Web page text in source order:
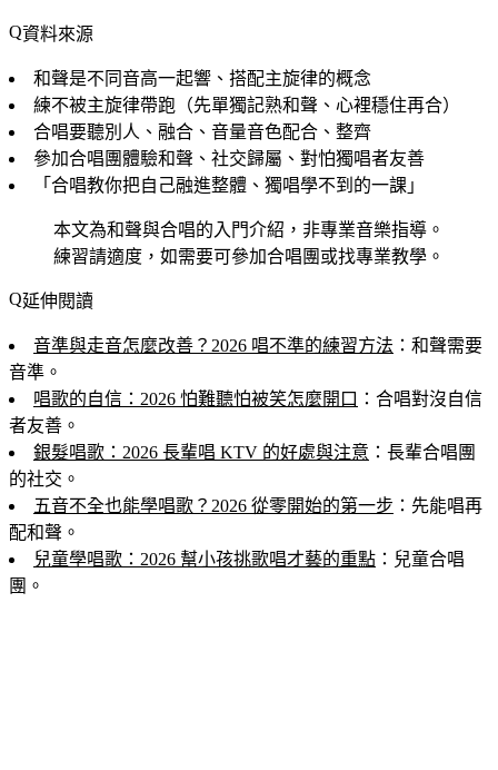
資料來源
和聲是不同音高一起響、搭配主旋律的概念
練不被主旋律帶跑（先單獨記熟和聲、心裡穩住再合）
合唱要聽別人、融合、音量音色配合、整齊
參加合唱團體驗和聲、社交歸屬、對怕獨唱者友善
「合唱教你把自己融進整體、獨唱學不到的一課」
本文為和聲與合唱的入門介紹，非專業音樂指導。
練習請適度，如需要可參加合唱團或找專業教學。
延伸閱讀
音準與走音怎麼改善？2026 唱不準的練習方法 ：和聲需要
音準。
唱歌的自信：2026 怕難聽怕被笑怎麼開口 ：合唱對沒自信
者友善。
銀髮唱歌：2026 長輩唱 KTV 的好處與注意 ：長輩合唱團
的社交。
五音不全也能學唱歌？2026 從零開始的第一步 ：先能唱再
配和聲。
兒童學唱歌：2026 幫小孩挑歌唱才藝的重點 ：兒童合唱
團。